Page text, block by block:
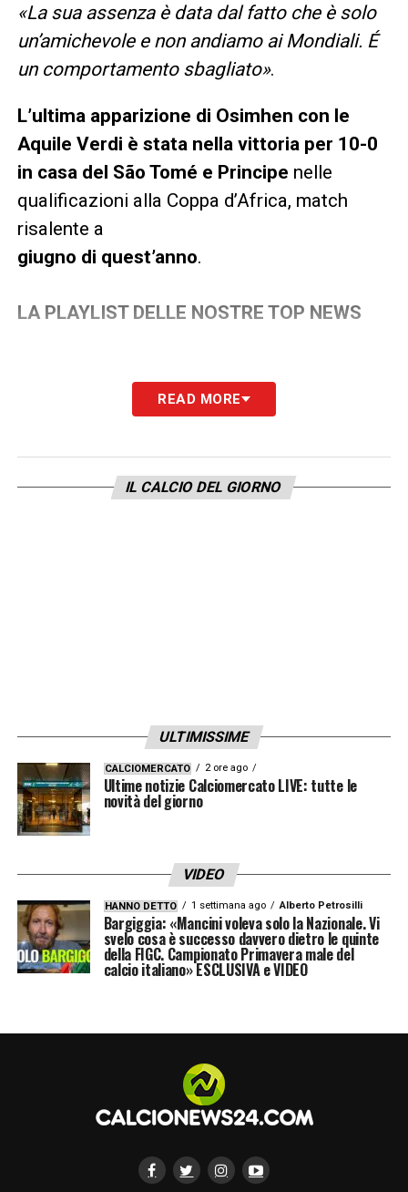
«La sua assenza è data dal fatto che è solo
un’amichevole e non andiamo ai Mondiali. É
un comportamento sbagliato».
L’ultima apparizione di Osimhen con le
Aquile Verdi è stata nella vittoria per 10-0
in casa del São Tomé e Principe nelle
qualificazioni alla Coppa d’Africa, match
risalente a
giugno di quest’anno.
LA PLAYLIST DELLE NOSTRE TOP NEWS
READ MORE
IL CALCIO DEL GIORNO
ULTIMISSIME
CALCIOMERCATO 2 ore ago
Ultime notizie Calciomercato LIVE: tutte le
novità del giorno
VIDEO
HANNO DETTO 1 settimana ago Alberto Petrosilli
Bargiggia: «Mancini voleva solo la Nazionale. Vi
svelo cosa è successo davvero dietro le quinte
della FIGC. Campionato Primavera male del
calcio italiano» ESCLUSIVA e VIDEO